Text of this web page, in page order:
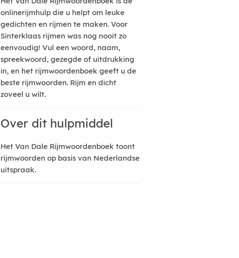
onlinerijmhulp die u helpt om leuke
gedichten en rijmen te maken. Voor
Sinterklaas rijmen was nog nooit zo
eenvoudig! Vul een woord, naam,
spreekwoord, gezegde of uitdrukking
in, en het rijmwoordenboek geeft u de
beste rijmwoorden. Rijm en dicht
zoveel u wilt.
Over dit hulpmiddel
Het Van Dale Rijmwoordenboek toont
rijmwoorden op basis van Nederlandse
uitspraak.